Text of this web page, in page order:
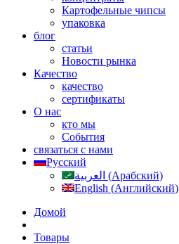
Картофельные чипсы
упаковка
блог
статьи
Новости рынка
Качество
качество
сертификаты
О нас
кто мы
События
связаться с нами
Русский
العربية (Арабский)
English (Английский)
Домой
Товары